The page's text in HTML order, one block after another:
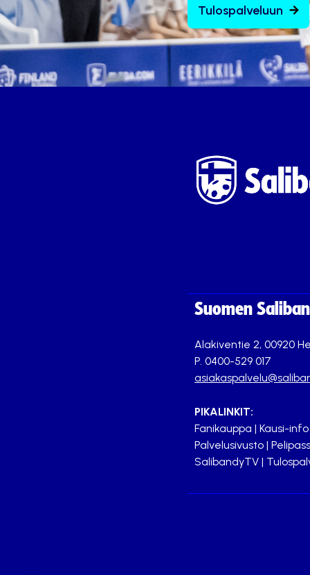
Tulospalveluun
Suomen
Alakiventie 2, 00920
P. 0400-529 017
PIKALINKIT:
Fanikauppa | Kausi-info
Palvelusivusto |
SalibandyTV |